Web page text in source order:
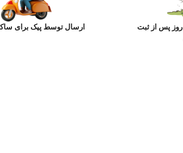
ارسال با پست پیشتاز 2 روز پس از ثبت
ارسال توسط پیک برای